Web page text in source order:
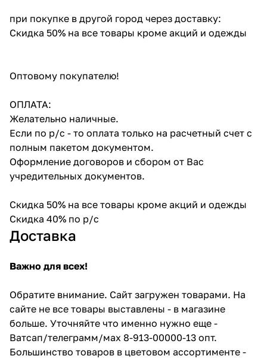
при покупке в другой город через доставку:
Скидка 50% на все товары кроме акций и одежды
Оптовому покупателю!
ОПЛАТА:
Желательно наличные.
Если по р/с - то оплата только на расчетный счет с
полным пакетом документом.
Оформление договоров и сбором от Вас
учредительных документов.
Скидка 50% на все товары кроме акций и одежды
Скидка 40% по р/с
Доставка
Важно для всех!
Обратите внимание. Сайт загружен товарами. На
сайте не все товары выставлены - в магазине
больше. Уточняйте что именно нужно еще -
Ватсап/телеграмм/мах 8-913-00000-13 опт.
Большинство товаров в цветовом ассортименте -